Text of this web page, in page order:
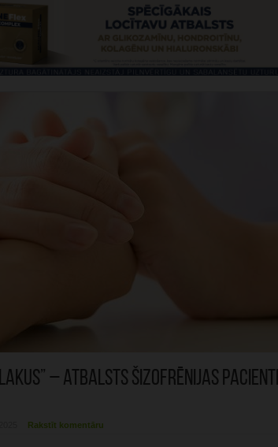
– atbalsts šizofrēnijas
Rakstīt komentāru